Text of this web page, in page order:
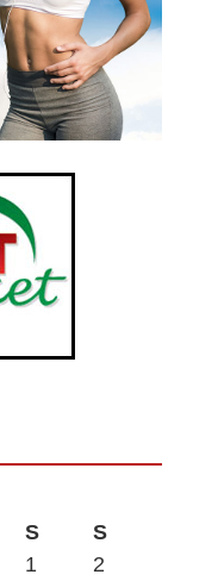
S
S
1
2